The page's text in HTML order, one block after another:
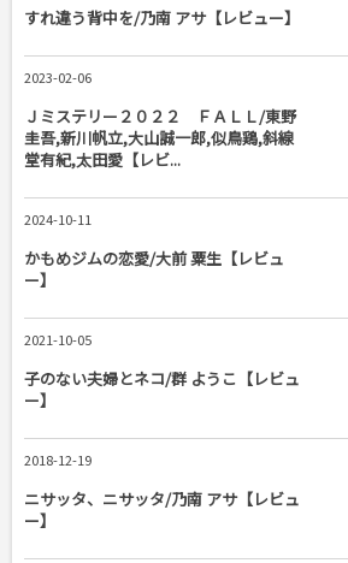
すれ違う背中を/乃南 アサ【レビュー】
2023-02-06
Ｊミステリー２０２２ ＦＡＬＬ/東野
圭吾,新川帆立,大山誠一郎,似鳥鶏,斜線
堂有紀,太田愛【レビ...
2024-10-11
かもめジムの恋愛/大前 粟生【レビュ
ー】
2021-10-05
子のない夫婦とネコ/群 ようこ【レビュ
ー】
2018-12-19
ニサッタ、ニサッタ/乃南 アサ【レビュ
ー】